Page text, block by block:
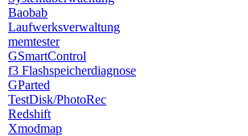
Baobab
Laufwerksverwaltung
memtester
GSmartControl
f3 Flashspeicherdiagnose
GParted
TestDisk/PhotoRec
Redshift
Xmodmap